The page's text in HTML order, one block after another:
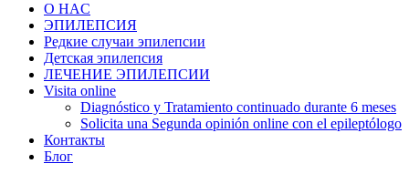
O HAC
ЭПИЛЕПСИЯ
Редкие случаи эпилепсии
Детская эпилепсия
ЛЕЧЕНИЕ ЭПИЛЕПСИИ
Visita online
Diagnóstico y Tratamiento continuado durante 6 meses
Solicita una Segunda opinión online con el epileptólogo
Контакты
Блог